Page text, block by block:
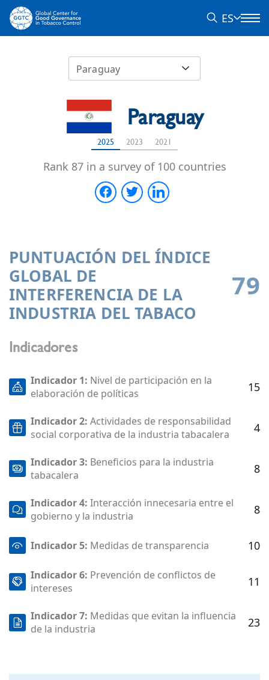
ES
Paraguay
Paraguay
2025 2023 2021
Rank 87 in a survey of 100 countries
PUNTUACIÓN DEL ÍNDICE
GLOBAL DE
INTERFERENCIA DE LA
INDUSTRIA DEL TABACO
79
Indicadores
Indicador 1: Nivel de participación en la
elaboración de políticas
15
Indicador 2:Actividades de responsabilidad
social corporativa de la industria tabacalera
4
Indicador 3: Beneficios para la industria
tabacalera
8
Indicador 4:Interacción innecesaria entre el
gobierno y la industria
8
Indicador 5: Medidas de transparencia 10
Indicador 6: Prevención de conflictos de
intereses
11
Indicador 7: Medidas que evitan la influencia
de la industria
23